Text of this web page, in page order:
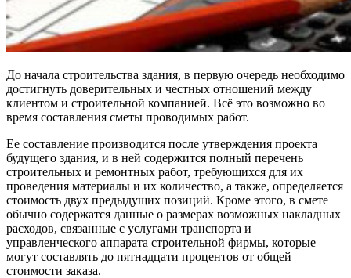
До начала строительства здания, в первую очередь необходимо
достигнуть доверительных и честных отношений между
клиентом и строительной компанией. Всё это возможно во
время составления сметы проводимых работ.
Ее составление производится после утверждения проекта
будущего здания, и в ней содержится полный перечень
строительных и ремонтных работ, требующихся для их
проведения материалы и их количество, а также, определяется
стоимость двух предыдущих позиций. Кроме этого, в смете
обычно содержатся данные о размерах возможных накладных
расходов, связанные с услугами транспорта и
управленческого аппарата строительной фирмы, которые
могут составлять до пятнадцати процентов от общей
стоимости заказа.